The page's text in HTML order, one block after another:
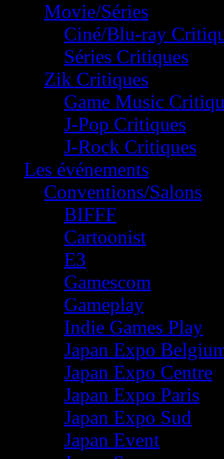
Movie/Séries
Ciné/Blu-ray
Séries Critiques
Zik Critiques
Game Music
J-Pop Critiques
J-Rock Critiques
Les événements
Conventions/Salons
BIFFF
Cartoonist
E3
Gamescom
Gameplay
Indie Games Play
Japan Expo
Japan Expo Centre
Japan Expo Paris
Japan Expo Sud
Japan Event